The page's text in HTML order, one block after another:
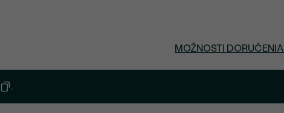
MOŽNOSTI DORUČENIA
.